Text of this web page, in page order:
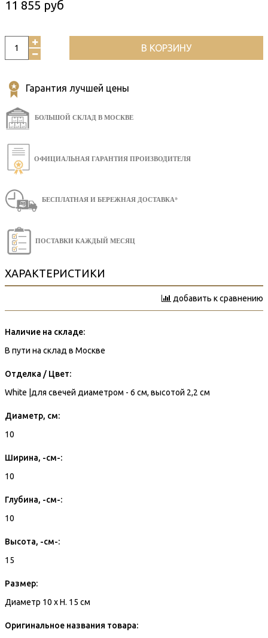
11 855 руб
В КОРЗИНУ
Гарантия лучшей цены
БОЛЬШОЙ СКЛАД В МОСКВЕ
ОФИЦИАЛЬНАЯ ГАРАНТИЯ ПРОИЗВОДИТЕЛЯ
БЕСПЛАТНАЯ И БЕРЕЖНАЯ ДОСТАВКА*
ПОСТАВКИ КАЖДЫЙ МЕСЯЦ
ХАРАКТЕРИСТИКИ
добавить к сравнению
Наличие на складе:
В пути на склад в Москве
Отделка / Цвет:
White |для свечей диаметром - 6 см, высотой 2,2 см
Диаметр, см:
10
Ширина, -см-:
10
Глубина, -см-:
10
Высота, -см-:
15
Размер:
Диаметр 10 x H. 15 см
Оригинальное названия товара: